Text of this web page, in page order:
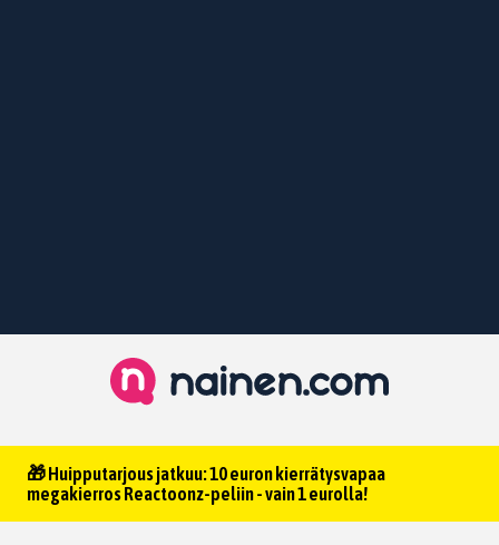
🎁 Huipputarjous jatkuu: 10 euron kierrätysvapaa
megakierros Reactoonz-peliin - vain 1 eurolla!